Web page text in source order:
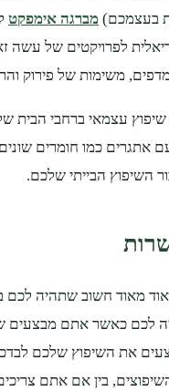
בעצמכם) מברגה אימפקט
לפרויקטים של
משימות של פירוק
עצמאי ברחבי הבית
אתגרים כמו חומרים
השיפוץ הבייתי שלכם.
מאוד חשוב שתהיה לכם
לכם כאשר אתם מבצעים
את השיפוץ שלכם
בין אם אתם